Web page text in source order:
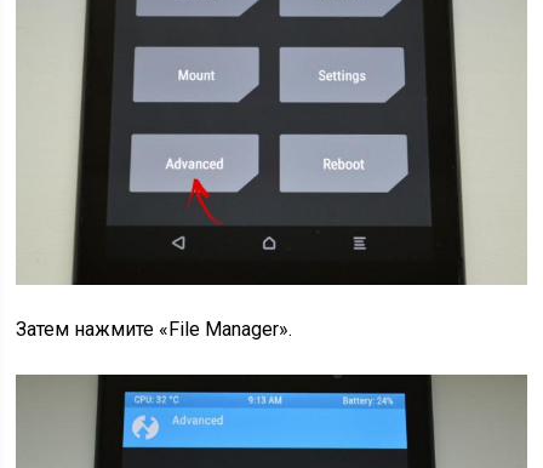
Затем нажмите «File Manager».